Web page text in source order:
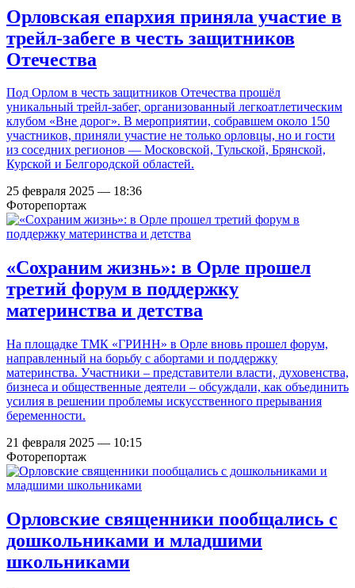
Орловская епархия приняла участие в
трейл-забеге в честь защитников
Отечества
Под Орлом в честь защитников Отечества прошёл
уникальный трейл-забег, организованный легкоатлетическим
клубом «Вне дорог». В мероприятии, собравшем около 150
участников, приняли участие не только орловцы, но и гости
из соседних регионов — Московской, Тульской, Брянской,
Курской и Белгородской областей.
25 февраля 2025 — 18:36
Фоторепортаж
«Сохраним жизнь»: в Орле прошел
третий форум в поддержку
материнства и детства
На площадке ТМК «ГРИНН» в Орле вновь прошел форум,
направленный на борьбу с абортами и поддержку
материнства. Участники – представители власти, духовенства,
бизнеса и общественные деятели – обсуждали, как объединить
усилия в решении проблемы искусственного прерывания
беременности.
21 февраля 2025 — 10:15
Фоторепортаж
Орловские священники пообщались с
дошкольниками и младшими
школьниками